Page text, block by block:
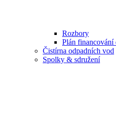
Rozbory
Plán
Čistírna odpadních vod
Spolky & sdružení